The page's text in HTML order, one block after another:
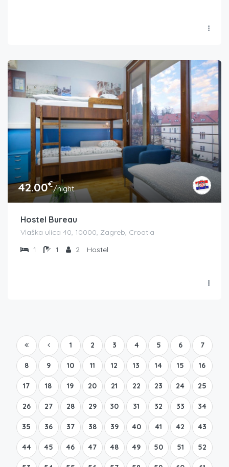
42.00€/night
Hostel Bureau
Vlaška ulica 40, 10000, Zagreb, Croatia
1
1 2 Hostel
1 2 3 4 5 6 7
8 9 10 11 12 13 14 15 16
17 18 19 20 21 22 23 24 25
26 27 28 29 30 31 32 33 34
35 36 37 38 39 40 41 42 43
44 45 46 47 48 49 50 51 52